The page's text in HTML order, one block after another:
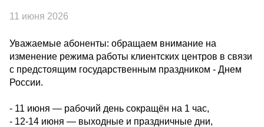
11 июня 2026
Уважаемые абоненты: обращаем внимание на
изменение режима работы клиентских центров в связи
с предстоящим государственным праздником - Днем
России.
- 11 июня — рабочий день сокращён на 1 час,
- 12-14 июня — выходные и праздничные дни,